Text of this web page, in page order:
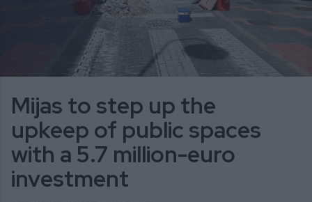
Mijas to step up the
upkeep of public spaces
with a 5.7 million-euro
investment